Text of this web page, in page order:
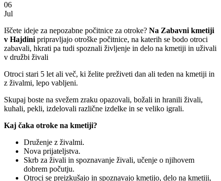
06
Jul
Iščete ideje za nepozabne počitnice za otroke? Na Zabavni kmetiji
v Hajdini pripravljajo otroške počitnice, na katerih se bodo otroci
zabavali, hkrati pa tudi spoznali življenje in delo na kmetiji in uživali
v družbi živali
Otroci stari 5 let ali več, ki želite preživeti dan ali teden na kmetiji in
z živalmi, lepo vabljeni.
Skupaj boste na svežem zraku opazovali, božali in hranili živali,
kuhali, pekli, izdelovali različne izdelke in se veliko igrali.
Kaj čaka otroke na kmetiji?
Druženje z živalmi.
Nova prijateljstva.
Skrb za živali in spoznavanje živali, učenje o njihovem
dobrem počutju.
Otroci se preizkušajo in spoznavajo kmetijo, delo na kmetiji,